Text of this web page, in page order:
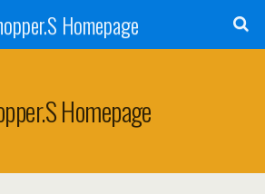
Homepage
Homepage